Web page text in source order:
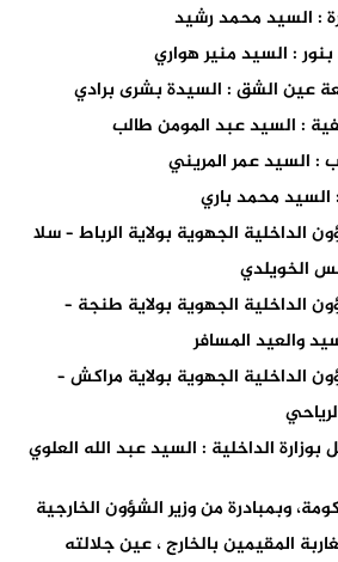
الداخلية الجهوية بولاية الرباط – سلا
الخويلدي
الداخلية الجهوية بولاية طنجة –
والعيد المسافر
الداخلية الجهوية بولاية مراكش –
وبمبادرة من وزير الشؤون الخارجية
المقيمين بالخارج ، عين جلالته